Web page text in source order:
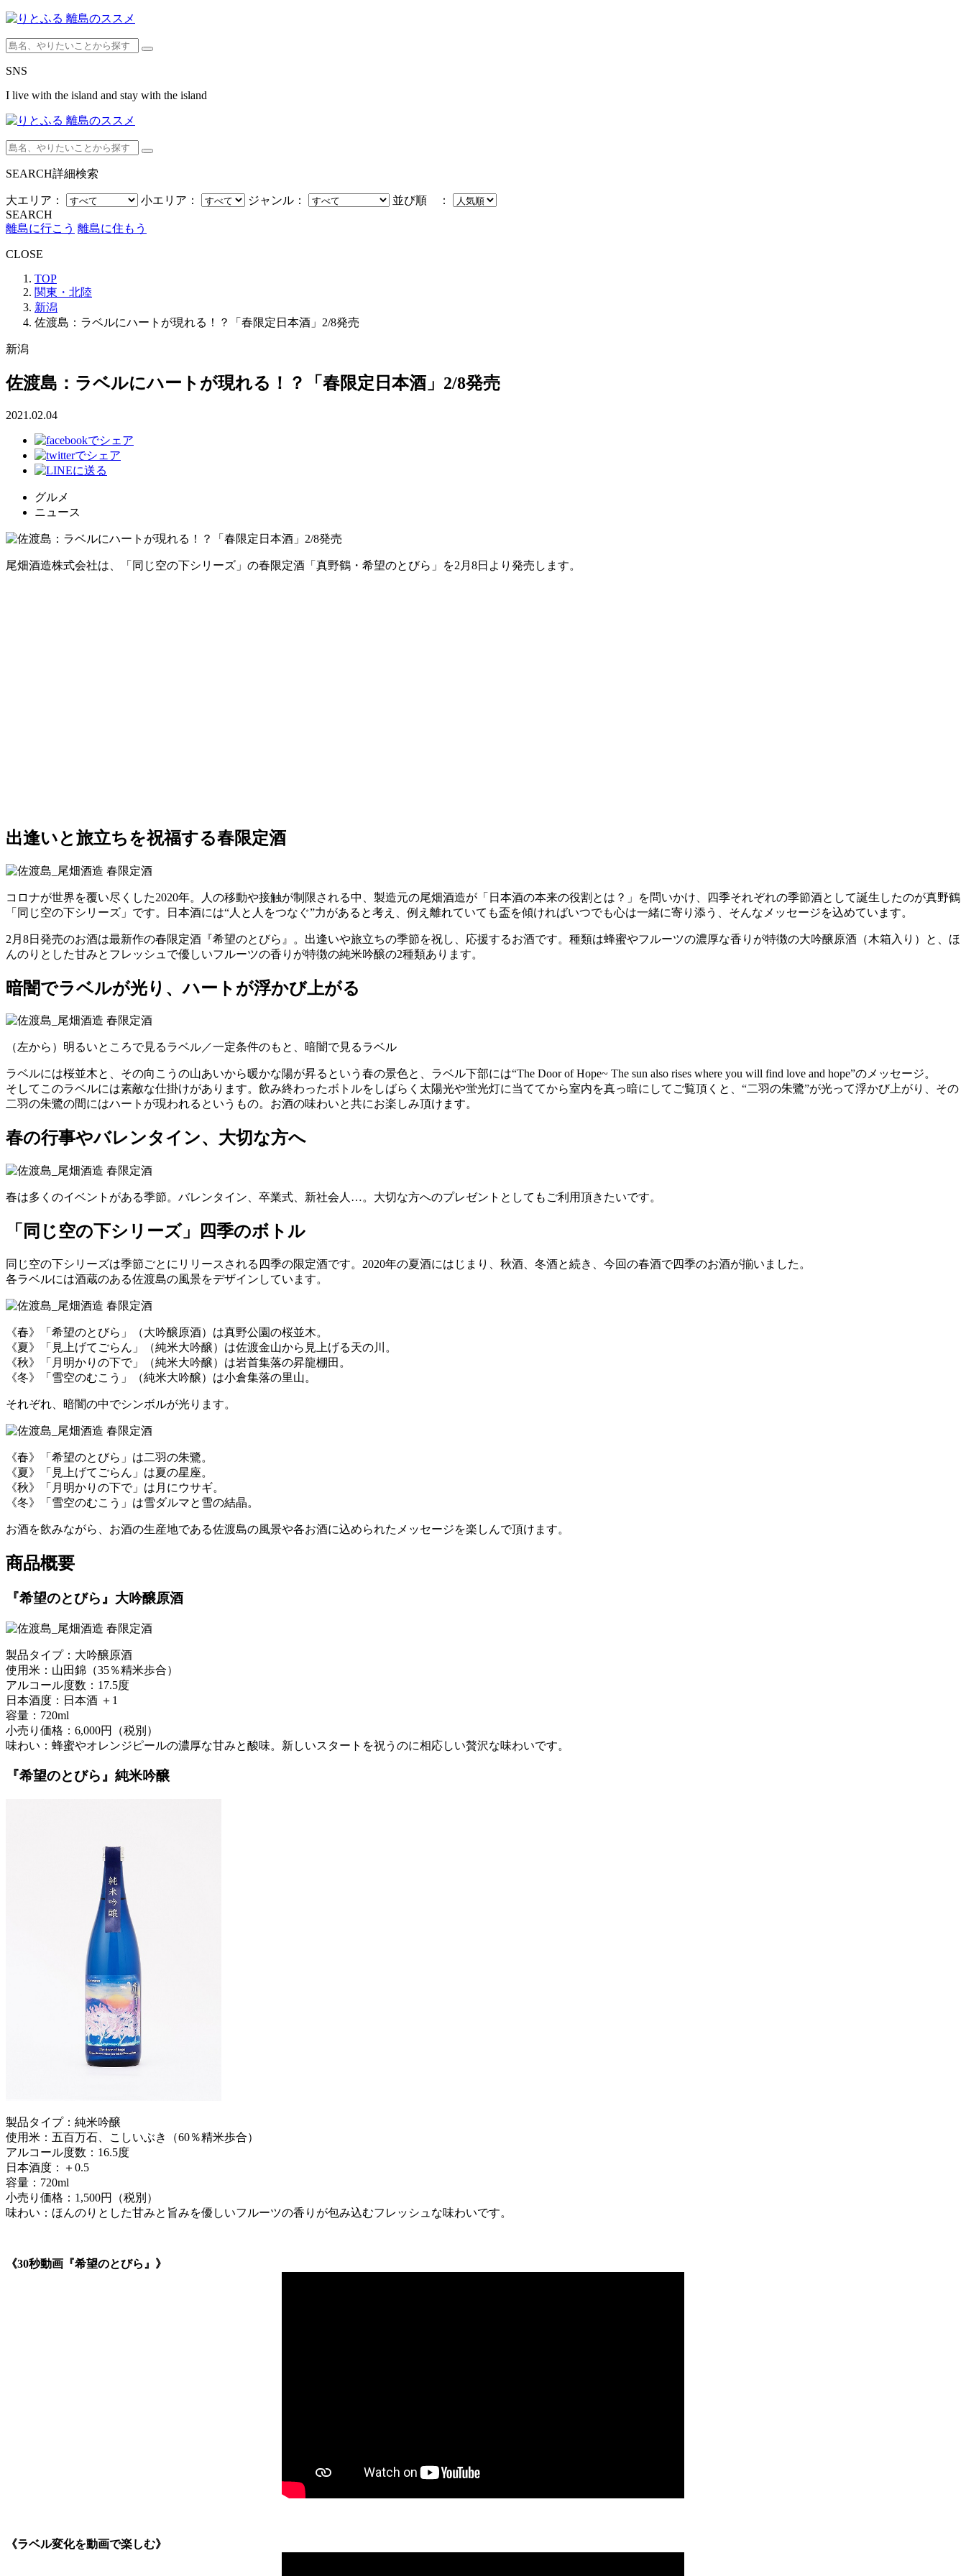
SNS
I live with the island and stay with the island
SEARCH詳細検索
大エリア： 小エリア： ジャンル：
並び順 ：
SEARCH
離島に行こう 離島に住もう
CLOSE
TOP
関東・北陸
新潟
佐渡島：ラベルにハートが現れる！？「春限定日本酒」2/8発売
新潟
佐渡島：ラベルにハートが現れる！？「春限定日本酒」2/8発売
2021.02.04
グルメ
ニュース
尾畑酒造株式会社は、「同じ空の下シリーズ」の春限定酒「真野鶴・希望のとびら」を2月8日より発売します。
出逢いと旅立ちを祝福する春限定酒
コロナが世界を覆い尽くした2020年。人の移動や接触が制限される中、製造元の尾畑酒造が「日本酒の本来の役割とは？」を問いかけ、四季それぞれの季節酒として誕生したのが真野鶴
「同じ空の下シリーズ」です。日本酒には“人と人をつなぐ”力があると考え、例え離れていても盃を傾ければいつでも心は一緒に寄り添う、そんなメッセージを込めています。
2月8日発売のお酒は最新作の春限定酒『希望のとびら』。出逢いや旅立ちの季節を祝し、応援するお酒です。種類は蜂蜜やフルーツの濃厚な香りが特徴の大吟醸原酒（木箱入り）と、ほ
んのりとした甘みとフレッシュで優しいフルーツの香りが特徴の純米吟醸の2種類あります。
暗闇でラベルが光り、ハートが浮かび上がる
（左から）明るいところで見るラベル／一定条件のもと、暗闇で見るラベル
ラベルには桜並木と、その向こうの山あいから暖かな陽が昇るという春の景色と、ラベル下部には“The Door of Hope~ The sun also rises where you will find love and hope”のメッセージ。
そしてこのラベルには素敵な仕掛けがあります。飲み終わったボトルをしばらく太陽光や蛍光灯に当ててから室内を真っ暗にしてご覧頂くと、“二羽の朱鷺”が光って浮かび上がり、その
二羽の朱鷺の間にはハートが現われるというもの。お酒の味わいと共にお楽しみ頂けます。
春の行事やバレンタイン、大切な方へ
春は多くのイベントがある季節。バレンタイン、卒業式、新社会人…。大切な方へのプレゼントとしてもご利用頂きたいです。
「同じ空の下シリーズ」四季のボトル
同じ空の下シリーズは季節ごとにリリースされる四季の限定酒です。2020年の夏酒にはじまり、秋酒、冬酒と続き、今回の春酒で四季のお酒が揃いました。
各ラベルには酒蔵のある佐渡島の風景をデザインしています。
《春》「希望のとびら」（大吟醸原酒）は真野公園の桜並木。
《夏》「見上げてごらん」（純米大吟醸）は佐渡金山から見上げる天の川。
《秋》「月明かりの下で」（純米大吟醸）は岩首集落の昇龍棚田。
《冬》「雪空のむこう」（純米大吟醸）は小倉集落の里山。
それぞれ、暗闇の中でシンボルが光ります。
《春》「希望のとびら」は二羽の朱鷺。
《夏》「見上げてごらん」は夏の星座。
《秋》「月明かりの下で」は月にウサギ。
《冬》「雪空のむこう」は雪ダルマと雪の結晶。
お酒を飲みながら、お酒の生産地である佐渡島の風景や各お酒に込められたメッセージを楽しんで頂けます。
商品概要
『希望のとびら』大吟醸原酒
製品タイプ：大吟醸原酒
使用米：山田錦（35％精米歩合）
アルコール度数：17.5度
日本酒度：日本酒 ＋1
容量：720ml
小売り価格：6,000円（税別）
味わい：蜂蜜やオレンジピールの濃厚な甘みと酸味。新しいスタートを祝うのに相応しい贅沢な味わいです。
『希望のとびら』純米吟醸
製品タイプ：純米吟醸
使用米：五百万石、こしいぶき（60％精米歩合）
アルコール度数：16.5度
日本酒度：＋0.5
容量：720ml
小売り価格：1,500円（税別）
味わい：ほんのりとした甘みと旨みを優しいフルーツの香りが包み込むフレッシュな味わいです。
《30秒動画『希望のとびら』》
《ラベル変化を動画で楽しむ》